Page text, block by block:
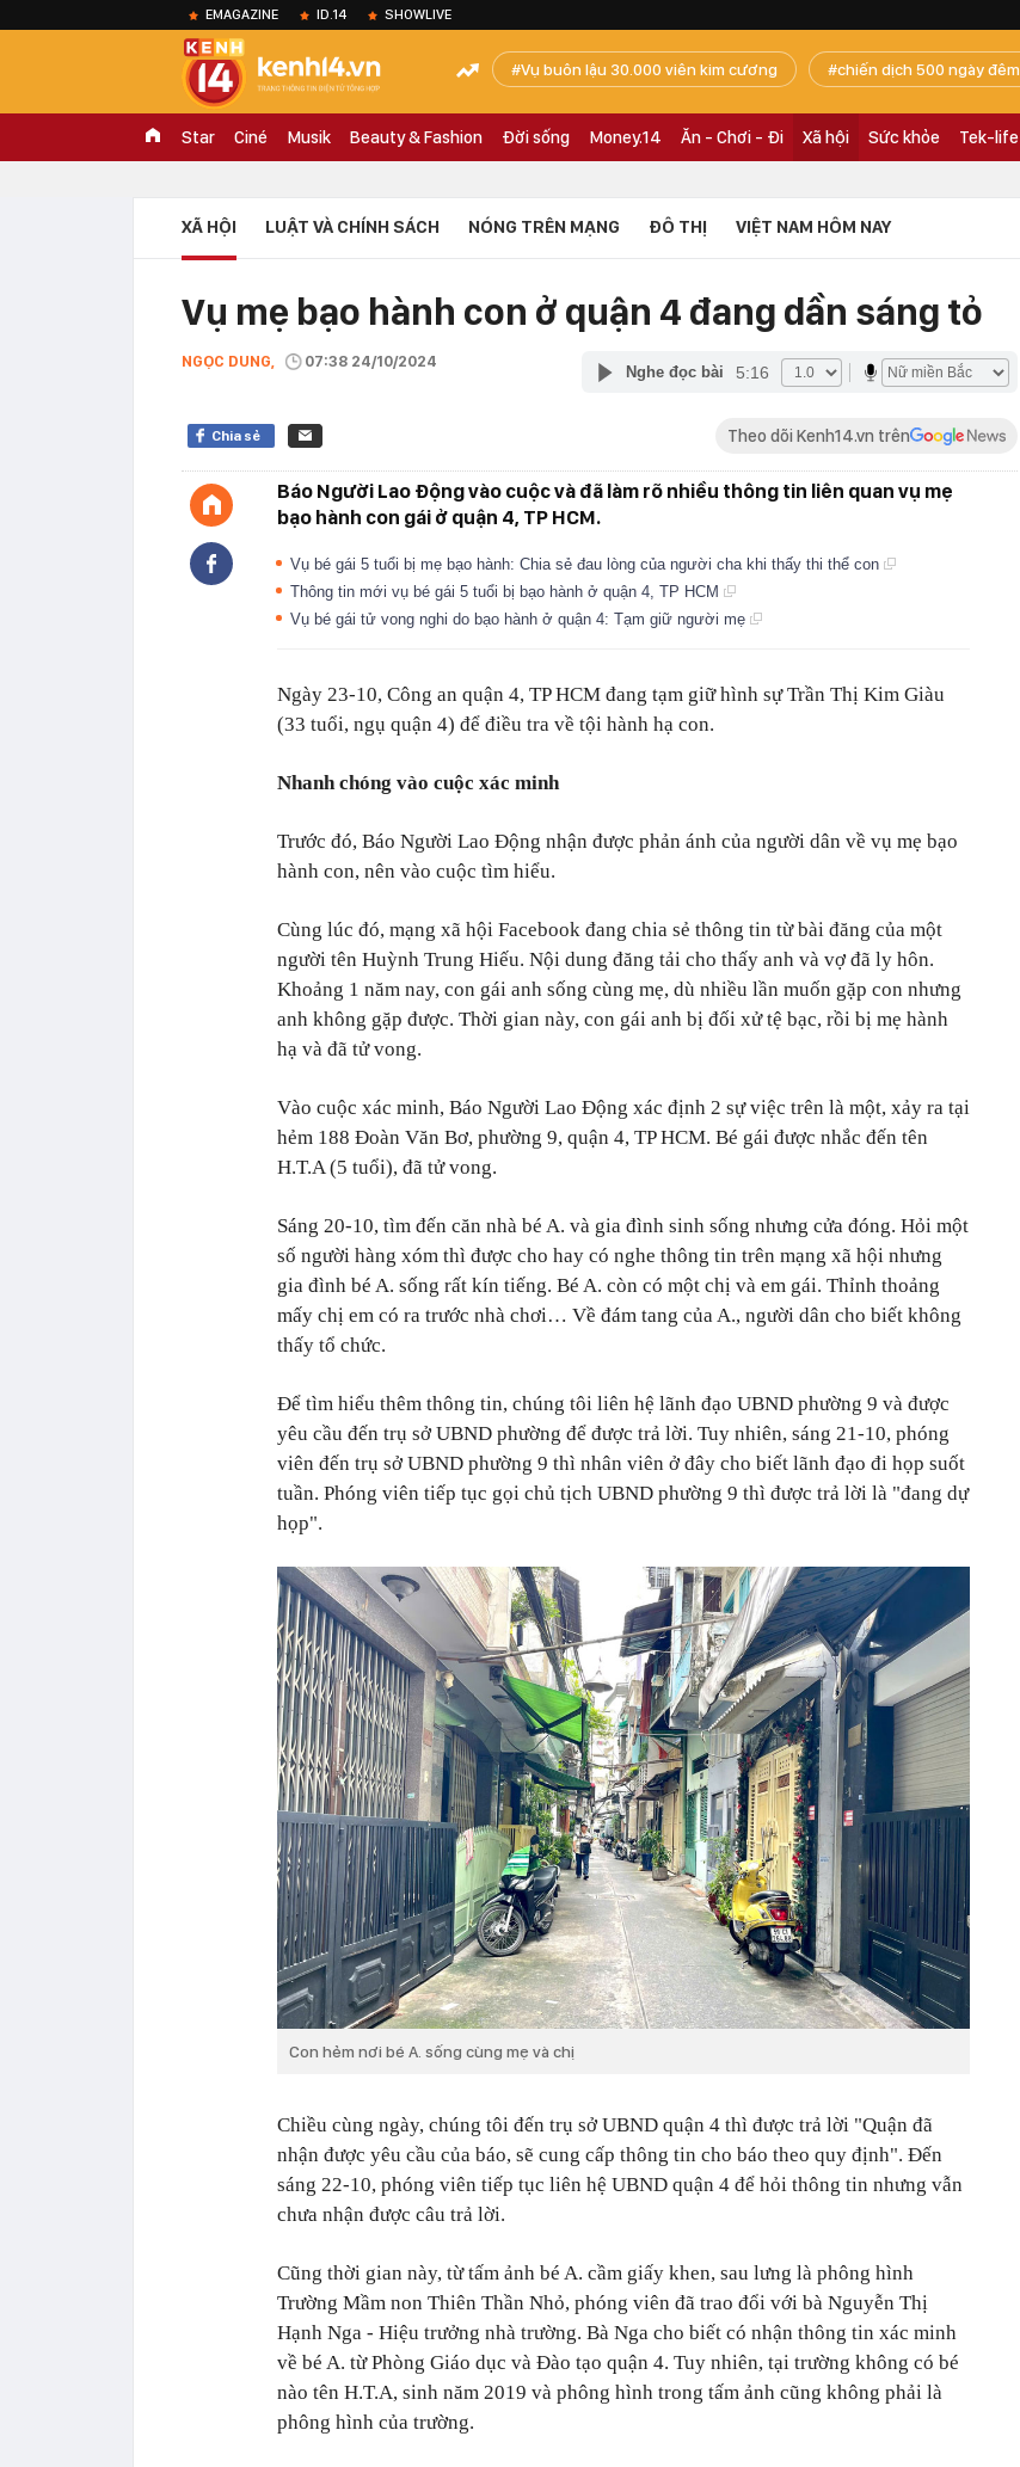
EMAGAZINE ID.14 SHOWLIVE
Vụ buôn lậu 30.000 viên kim cương chiến dịch 500 ngày đêm
Star Ciné Musik Beauty & Fashion Đời sống Money.14 Ăn - Chơi - Đi Xã hội Sức khỏe Tek-life
XÃ HỘI LUẬT VÀ CHÍNH SÁCH NÓNG TRÊN MẠNG ĐÔ THỊ VIỆT NAM HÔM NAY
Vụ mẹ bạo hành con ở quận 4 đang dần sáng tỏ
NGỌC DUNG, 07:38 24/10/2024
Nghe đọc bài 5:16
Chia sẻ Theo dõi Kenh14.vn trên
Báo Người Lao Động vào cuộc và đã làm rõ nhiều thông tin liên quan vụ mẹ
bạo hành con gái ở quận 4, TP HCM.
Vụ bé gái 5 tuổi bị mẹ bạo hành: Chia sẻ đau lòng của người cha khi thấy thi thể con
Thông tin mới vụ bé gái 5 tuổi bị bạo hành ở quận 4, TP HCM
Vụ bé gái tử vong nghi do bạo hành ở quận 4: Tạm giữ người mẹ
Ngày 23-10, Công an quận 4, TP HCM đang tạm giữ hình sự Trần Thị Kim Giàu
(33 tuổi, ngụ quận 4) để điều tra về tội hành hạ con.
Nhanh chóng vào cuộc xác minh
Trước đó, Báo Người Lao Động nhận được phản ánh của người dân về vụ mẹ bạo
hành con, nên vào cuộc tìm hiểu.
Cùng lúc đó, mạng xã hội Facebook đang chia sẻ thông tin từ bài đăng của một
người tên Huỳnh Trung Hiếu. Nội dung đăng tải cho thấy anh và vợ đã ly hôn.
Khoảng 1 năm nay, con gái anh sống cùng mẹ, dù nhiều lần muốn gặp con nhưng
anh không gặp được. Thời gian này, con gái anh bị đối xử tệ bạc, rồi bị mẹ hành
hạ và đã tử vong.
Vào cuộc xác minh, Báo Người Lao Động xác định 2 sự việc trên là một, xảy ra tại
hẻm 188 Đoàn Văn Bơ, phường 9, quận 4, TP HCM. Bé gái được nhắc đến tên
H.T.A (5 tuổi), đã tử vong.
Sáng 20-10, tìm đến căn nhà bé A. và gia đình sinh sống nhưng cửa đóng. Hỏi một
số người hàng xóm thì được cho hay có nghe thông tin trên mạng xã hội nhưng
gia đình bé A. sống rất kín tiếng. Bé A. còn có một chị và em gái. Thỉnh thoảng
mấy chị em có ra trước nhà chơi… Về đám tang của A., người dân cho biết không
thấy tổ chức.
Để tìm hiểu thêm thông tin, chúng tôi liên hệ lãnh đạo UBND phường 9 và được
yêu cầu đến trụ sở UBND phường để được trả lời. Tuy nhiên, sáng 21-10, phóng
viên đến trụ sở UBND phường 9 thì nhân viên ở đây cho biết lãnh đạo đi họp suốt
tuần. Phóng viên tiếp tục gọi chủ tịch UBND phường 9 thì được trả lời là "đang dự
họp".
Con hẻm nơi bé A. sống cùng mẹ và chị
Chiều cùng ngày, chúng tôi đến trụ sở UBND quận 4 thì được trả lời "Quận đã
nhận được yêu cầu của báo, sẽ cung cấp thông tin cho báo theo quy định". Đến
sáng 22-10, phóng viên tiếp tục liên hệ UBND quận 4 để hỏi thông tin nhưng vẫn
chưa nhận được câu trả lời.
Cũng thời gian này, từ tấm ảnh bé A. cầm giấy khen, sau lưng là phông hình
Trường Mầm non Thiên Thần Nhỏ, phóng viên đã trao đổi với bà Nguyễn Thị
Hạnh Nga - Hiệu trưởng nhà trường. Bà Nga cho biết có nhận thông tin xác minh
về bé A. từ Phòng Giáo dục và Đào tạo quận 4. Tuy nhiên, tại trường không có bé
nào tên H.T.A, sinh năm 2019 và phông hình trong tấm ảnh cũng không phải là
phông hình của trường.